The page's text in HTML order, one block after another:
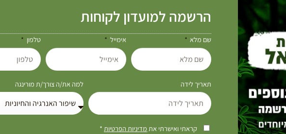
הרשמה למועדון לקוחות
שם מלא אימייל טלפון
תאריך לידה למה את/ה צורך/ת מורינגה
קראתי ואישרתי את מדיניות הפרטיות*